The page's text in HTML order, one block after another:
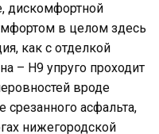
дискомфортной
в целом здесь
как с отделкой
– Н9 упруго проходит
вроде
асфальта,
нижегородской